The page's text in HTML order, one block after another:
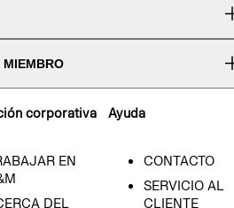
MIEMBRO
corporativa
EN
DEL
Ayuda
CONTACTO
SERVICIO AL
CLIENTE